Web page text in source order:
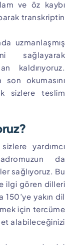
ve öz kaybı
transkriptin
uzmanlaşmış
sağlayarak
kaldırıyoruz.
son okumasını
sizlere teslim
yardımcı
da
sağlıyoruz. Bu
ilgi gören dilleri
yakın dil
için tercüme
alabileceğinizi